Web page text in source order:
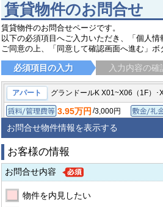
賃貸物件のお問合せ
賃貸物件のお問合せページです。
以下の必須項目へご入力いただき、「個人
ご同意の上、「同意して確認画面へ進む」ボ
必須項目の入力 入力内容の確
アパート グランドールK X01~X06（1F）･
賃料/管理費等
3.95万円 /3,000円
保証金/敷引/償却金
-/-/-
流山市美原東武野田線 江戸川台駅 徒歩8分
お問合せ物件情報を表示する
お客様の情報
お問合せ内容
物件を内見したい